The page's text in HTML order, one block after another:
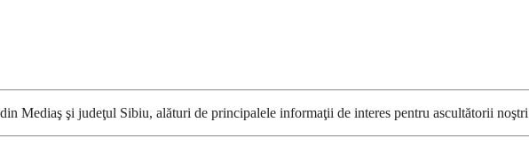
Mediaş şi judeţul Sibiu, alături de principalele informaţii de interes pentru ascultătorii